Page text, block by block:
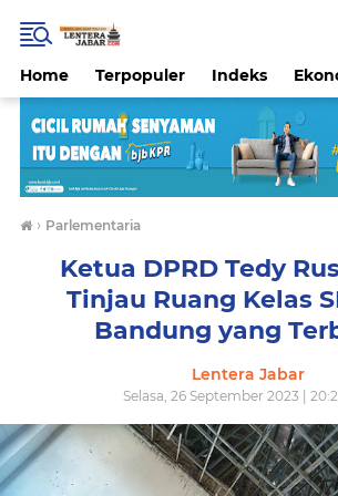
Home Terpopuler Indeks
› Parlementaria
Ketua DPRD Tedy
Tinjau Ruang Kelas
Bandung yang
Lentera Jabar
Selasa, 26 September 2023 |